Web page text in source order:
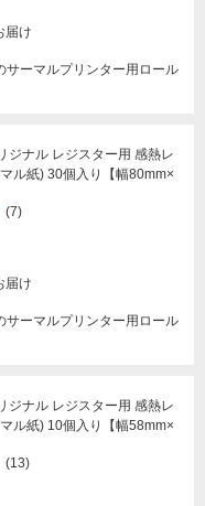
届け
ーマルプリンター用ロール
ジナル レジスター用 感熱レ
ル紙) 30個入り【幅80mm×
(7)
届け
ーマルプリンター用ロール
ジナル レジスター用 感熱レ
ル紙) 10個入り【幅58mm×
(13)